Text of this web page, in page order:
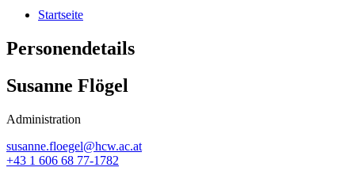
Startseite
Personendetails
Susanne Flögel
Administration
susanne.floegel@hcw.ac.at
+43 1 606 68 77-1782